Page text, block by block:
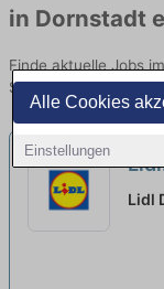
Alle Cookies
Einstellungen
in Dornstadt
Finde aktuelle Jobs
Stellenangebote im
neu
Lidl